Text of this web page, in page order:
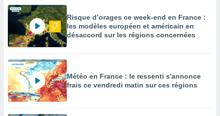
Risque d’orages ce week-end en France :
les modèles européen et américain en
désaccord sur les régions concernées
Météo en France : le ressenti s'annonce
frais ce vendredi matin sur ces régions